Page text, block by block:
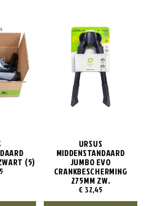
(5)
URSUS
MIDDENSTANDAARD
JUMBO EVO
CRANKBESCHERMING
275MM ZW.
€ 32,45